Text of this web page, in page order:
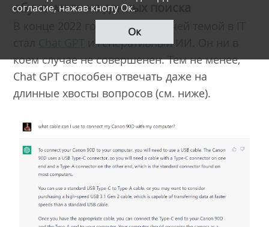
обучаемого на данных поиска
В конце 2022 года самой горячей темой в IT
и генеративный ИИ. Он ни в
коем случае не совершенен. Тем не менее,
Chat GPT способен отвечать даже на
длинные хвосты вопросов (см. ниже).
согласие, нажав кнопу Ок.
Ок